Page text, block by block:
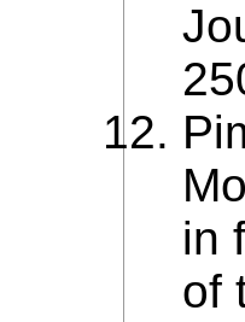
in
of